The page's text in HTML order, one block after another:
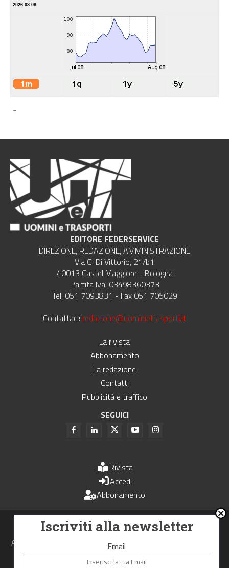
2026.08.08
-
EDITORE FEDERSERVICE
DIREZIONE, REDAZIONE, AMMINISTRAZIONE
Via G. Di Vittorio, 21/b1
40013 Castel Maggiore - Bologna
Partita Iva: 03498360373
Tel. 051 7093831 - Fax 051 705029
Contattaci: redazione@uominietrasporti.it
La rivista
Abbonamento
La redazione
Contatti
Pubblicità e traffico
SEGUICI
Rivista
Accedi
Abbonamento
Uomini e Trasporti è un periodico associato all'Unione Stampa
Periodica Italiana - USPI
Autorizzazione del Tribunale di Bologna N.4993 del 15 giugno 1982
Webdesign made inNowhere
Iscriviti alla newsletter
Email